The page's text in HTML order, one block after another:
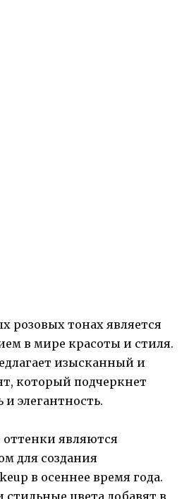
розовых тонах является
в мире красоты и стиля.
изысканный и
который подчеркнет
и элегантность.
являются
для создания
в осеннее время года.